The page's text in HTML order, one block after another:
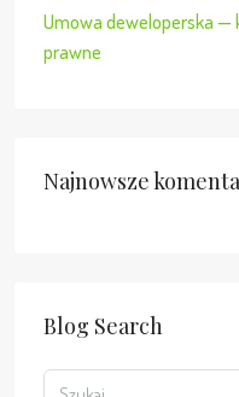
Umowa deweloperska —
prawne
Najnowsze
Blog Search